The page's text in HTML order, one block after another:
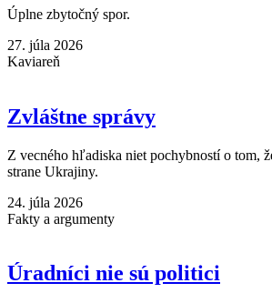
Úplne zbytočný spor.
27. júla 2026
Kaviareň
Zvláštne správy
Z vecného hľadiska niet pochybností o tom,
strane Ukrajiny.
24. júla 2026
Fakty a argumenty
Úradníci nie sú politici